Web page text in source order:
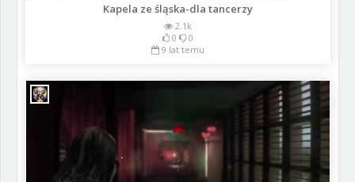
Kapela ze śląska-dla tancerzy
2.1k
0
0
9 lat temu